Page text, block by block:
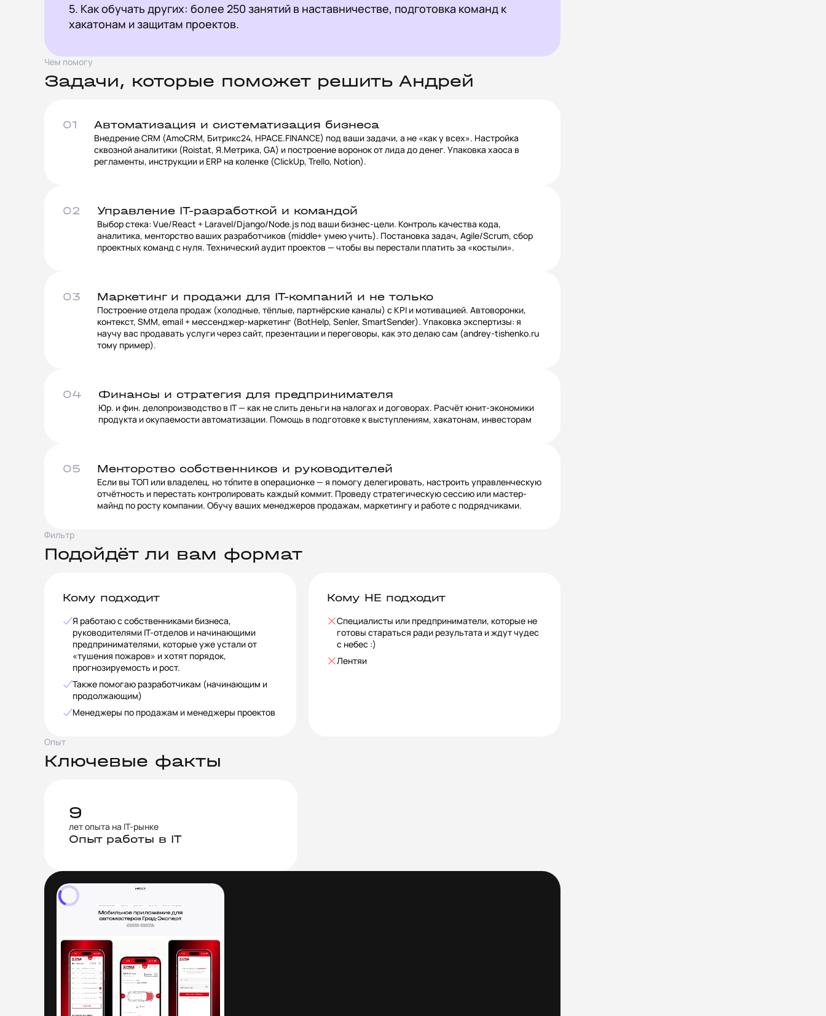
5. Как обучать других: более 250 занятий в наставничестве, подготовка команд к
хакатонам и защитам проектов.
Чем помогу
Задачи, которые поможет решить Андрей
01 Автоматизация и систематизация бизнеса
Внедрение CRM (AmoCRM, Битрикс24, HPACE.FINANCE) под ваши задачи, а не «как у всех». Настройка
сквозной аналитики (Roistat, Я.Метрика, GA) и построение воронок от лида до денег. Упаковка хаоса в
регламенты, инструкции и ERP на коленке (ClickUp, Trello, Notion).
02 Управление IT-разработкой и командой
Выбор стека: Vue/React + Laravel/Django/Node.js под ваши бизнес-цели. Контроль качества кода,
аналитика, менторство ваших разработчиков (middle+ умею учить). Постановка задач, Agile/Scrum, сбор
проектных команд с нуля. Технический аудит проектов — чтобы вы перестали платить за «костыли».
03 Маркетинг и продажи для IT-компаний и не только
Построение отдела продаж (холодные, тёплые, партнёрские каналы) с KPI и мотивацией. Автоворонки,
контекст, SMM, email + мессенджер-маркетинг (BotHelp, Senler, SmartSender). Упаковка экспертизы: я
научу вас продавать услуги через сайт, презентации и переговоры, как это делаю сам (andrey-tishenko.ru
тому пример).
04 Финансы и стратегия для предпринимателя
Юр. и фин. делопроизводство в IT — как не слить деньги на налогах и договорах. Расчёт юнит-экономики
продукта и окупаемости автоматизации. Помощь в подготовке к выступлениям, хакатонам, инвесторам
05 Менторство собственников и руководителей
Если вы ТОП или владелец, но то́пите в операционке — я помогу делегировать, настроить управленческую
отчётность и перестать контролировать каждый коммит. Проведу стратегическую сессию или мастер-
майнд по росту компании. Обучу ваших менеджеров продажам, маркетингу и работе с подрядчиками.
Фильтр
Подойдёт ли вам формат
Кому подходит
Я работаю с собственниками бизнеса,
руководителями IT-отделов и начинающими
предпринимателями, которые уже устали от
«тушения пожаров» и хотят порядок,
прогнозируемость и рост.
Также помогаю разработчикам (начинающим и
продолжающим)
Менеджеры по продажам и менеджеры проектов
Кому НЕ подходит
Специалисты или предприниматели, которые не
готовы стараться ради результата и ждут чудес
с небес :)
Лентяи
Опыт
Ключевые факты
9
лет опыта на IT-рынке
Опыт работы в IT